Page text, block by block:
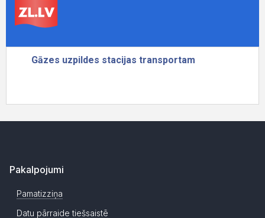
Pakalpojumi
Pamatizziņa
Datu pārraide tiešsaistē